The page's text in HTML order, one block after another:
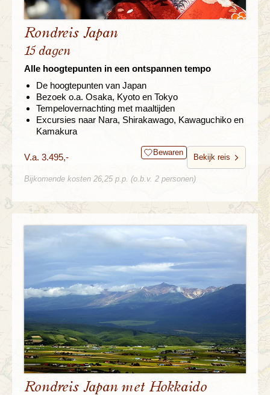
Rondreis Japan
15 dagen
Alle hoogtepunten in een ontspannen tempo
De hoogtepunten van Japan
Bezoek o.a. Osaka, Kyoto en Tokyo
Tempelovernachting met maaltijden
Excursies naar Nara, Shirakawago, Kawaguchiko en
Kamakura
V.a. 3.495,- Bewaren
Bekijk reis
Bijkomende kosten 26,25 p.p. (o.b.v. 2 personen)
Rondreis Japan met Hokkaido